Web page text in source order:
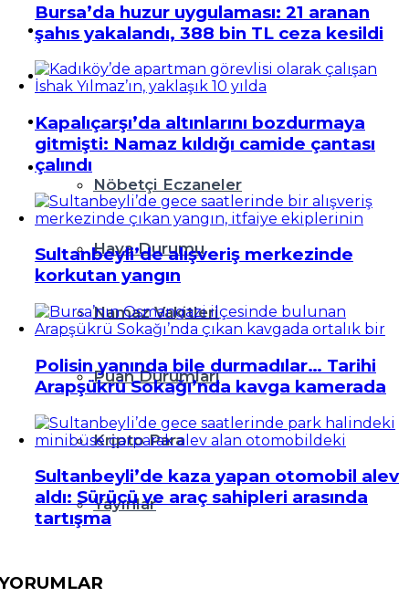
Teknoloji
Resmi İlanlar
Diğer
Nöbetçi Eczaneler
Hava Durumu
Namaz Vakitleri
Puan Durumları
Kripto Para
Yayınlar
Bursa’da huzur uygulaması: 21 aranan
şahıs yakalandı, 388 bin TL ceza kesildi
Kapalıçarşı’da altınlarını bozdurmaya
gitmişti: Namaz kıldığı camide çantası
çalındı
Sultanbeyli’de alışveriş merkezinde
korkutan yangın
Polisin yanında bile durmadılar… Tarihi
Arapşükrü Sokağı’nda kavga kamerada
Sultanbeyli’de kaza yapan otomobil alev
aldı: Sürücü ve araç sahipleri arasında
tartışma